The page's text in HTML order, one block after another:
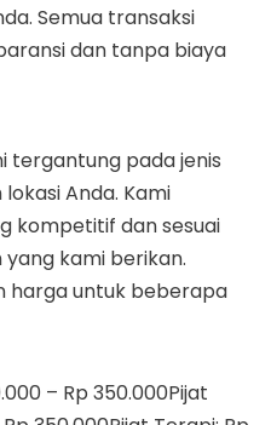
Semua transaksi
dan tanpa biaya
tergantung pada jenis
Anda. Kami
kompetitif dan sesuai
kami berikan.
harga untuk beberapa
– Rp 350.000Pijat